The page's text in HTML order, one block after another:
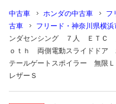
中古車 ホンダの中古車 フ
古車
フリード・神奈川県横
ンダセンシング ７人 ＥＴＣ
ｏｔｈ 両側電動スライドド
テールゲートスポイラー 無限
レザーＳ